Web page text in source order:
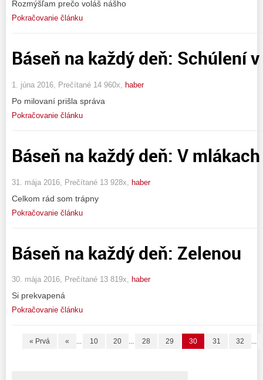
Rozmýšľam prečo voláš nášho
Pokračovanie článku
Báseň na každý deň: Schúlení
1. júna 2016, Prečítané 14 960x, haber
Po milovaní prišla správa
Pokračovanie článku
Báseň na každý deň: V
31. mája 2016, Prečítané 13 928x, haber
Celkom rád som trápny
Pokračovanie článku
Báseň na každý deň: Zelenou
30. mája 2016, Prečítané 13 819x, haber
Si prekvapená
Pokračovanie článku
« Prvá « ... 10 20 ... 28 29 30 31 32 ...